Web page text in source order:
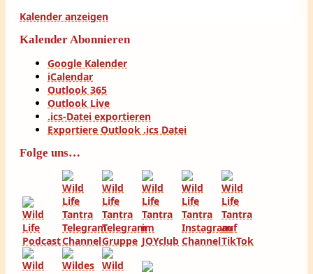
Kalender anzeigen
Kalender Abonnieren
Google Kalender
iCalendar
Outlook 365
Outlook Live
.ics-Datei exportieren
Exportiere Outlook .ics Datei
Folge uns…